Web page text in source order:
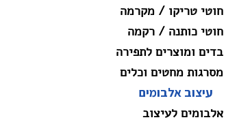
חוטי טריקו / מקרמה
חוטי כותנה / רקמה
בדים ומוצרים לתפירה
מסרגות מחטים וכלים
עיצוב אלבומים
אלבומים לעיצוב